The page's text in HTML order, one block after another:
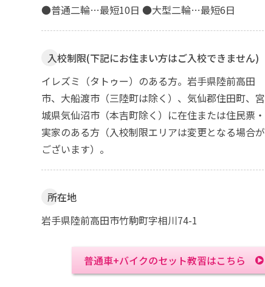
●普通二輪…最短10日 ●大型二輪…最短6日
入校制限(下記にお住まい方はご入校できません)
イレズミ（タトゥー）のある方。岩手県陸前高田
市、大船渡市（三陸町は除く）、気仙郡住田町、宮
城県気仙沼市（本吉町除く）に在住または住民票・
実家のある方（入校制限エリアは変更となる場合が
ございます）。
所在地
岩手県陸前高田市竹駒町字相川74-1
普通車+バイクのセット教習はこちら